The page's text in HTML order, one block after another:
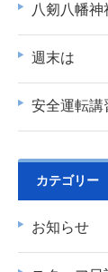
八剱八幡神
週末は
安全運転講
カテゴリー
お知らせ